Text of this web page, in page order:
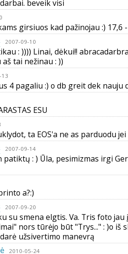
beveik visi
girsiuos kad pažinojau :) 17,6
2007-09-10
: )))) Linai, dėkui!!
tai nežinau : ))
13
4 pagaliu :) o db greit dek nauju
ESU
ta EOS'a ne as parduodu jei
2007-09-14
: ) Ūla, pesimizmas irgi
a?:)
2007-09-20
su smena elgtis. Va. Tris foto jau
nors tūrėjo būt "Trys..." : )o iš
užsivertimo manevrą
2010-05-24